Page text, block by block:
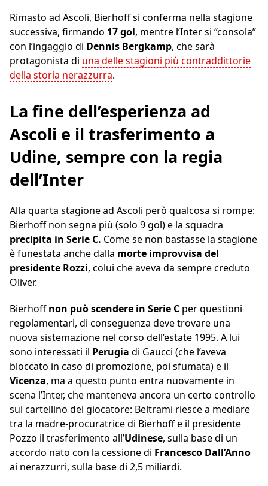
Rimasto ad Ascoli, Bierhoff si conferma nella stagione
successiva, firmando 17 gol, mentre l’Inter si “consola”
con l’ingaggio di Dennis Bergkamp, che sarà
protagonista di una delle stagioni più contraddittorie
della storia nerazzurra.
La fine dell’esperienza ad
Ascoli e il trasferimento a
Udine, sempre con la regia
dell’Inter
Alla quarta stagione ad Ascoli però qualcosa si rompe:
Bierhoff non segna più (solo 9 gol) e la squadra
precipita in Serie C. Come se non bastasse la stagione
è funestata anche dalla morte improvvisa del
presidente Rozzi, colui che aveva da sempre creduto
Oliver.
Bierhoffnon può scendere in Serie C per questioni
regolamentari, di conseguenza deve trovare una
nuova sistemazione nel corso dell’estate 1995. A lui
sono interessati il Perugia di Gaucci (che l’aveva
bloccato in caso di promozione, poi sfumata) e il
Vicenza, ma a questo punto entra nuovamente in
scena l’Inter, che manteneva ancora un certo controllo
sul cartellino del giocatore: Beltrami riesce a mediare
tra la madre-procuratrice di Bierhoff e il presidente
Pozzo il trasferimento all’Udinese, sulla base di un
accordo nato con la cessione di Francesco Dall’Anno
ai nerazzurri, sulla base di 2,5 miliardi.